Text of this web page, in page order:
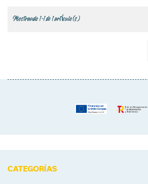
Mostrando 1-1 de 1 artículo(s)
CATEGORÍAS